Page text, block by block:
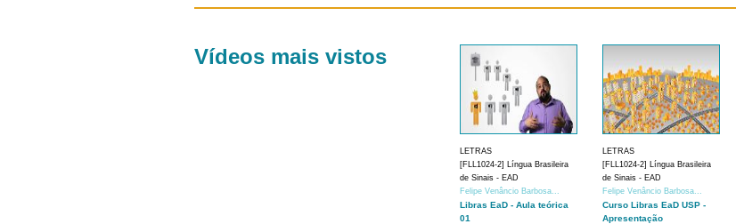
Vídeos mais vistos
LETRAS
[FLL1024-2] Língua Brasileira
de Sinais - EAD
Felipe Venâncio Barbosa...
Libras EaD - Aula teórica
01
LETRAS
[FLL1024-2] Língua Brasileira
de Sinais - EAD
Felipe Venâncio Barbosa...
Curso Libras EaD USP -
Apresentação